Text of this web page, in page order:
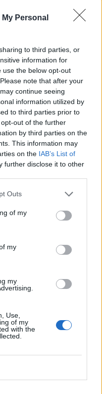
Personal
to third parties, or
information for
use the below opt-out
note that after your
continue seeing
information utilized by
to third parties prior to
out of the further
by third parties on the
This information may
on the IAB’s List of
further disclose it to other
Outs
of my
my
my
Use,
of my
with the
Rusia mund të presë deri
50 mijë trupa nga
ruse godasin
pranë Kievit, vriten
persona, përfshirë një
mister mbi
shëndetin e Mojtaba
pas takimit me